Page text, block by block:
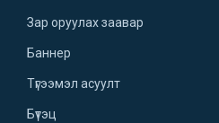
Зар оруулах заавар
Баннер
Түгээмэл асуулт
Бүтэц